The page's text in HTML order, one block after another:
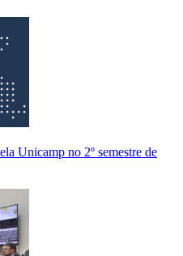
Unicamp no 2º semestre de